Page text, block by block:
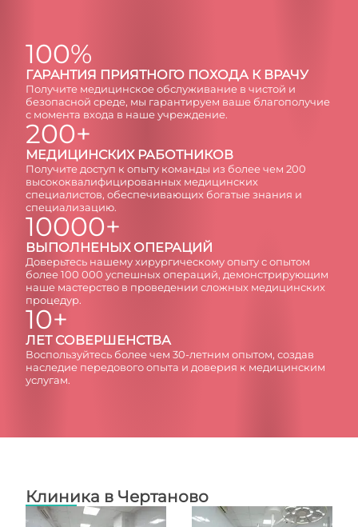
100%
ГAРAНТИЯ ПРИЯТНОГО ПОХОДА К ВРАЧУ
Получите медицинское обслуживание в чистой и
безопасной среде, мы гарантируем ваше благополучие
с момента входа в наше учреждение.
200+
МЕДИЦИНСКИХ РАБОТНИКОВ
Получите доступ к опыту команды из более чем 200
высококвалифицированных медицинских
специалистов, обеспечивающих богатые знания и
специализацию.
10000+
ВЫПОЛНЕНЫХ ОПЕРАЦИЙ
Доверьтесь нашему хирургическому опыту с опытом
более 100 000 успешных операций, демонстрирующим
наше мастерство в проведении сложных медицинских
процедур.
10+
ЛЕТ СОВЕРШЕНСТВА
Воспользуйтесь более чем 30-летним опытом, создав
наследие передового опыта и доверия к медицинским
услугам.
Клиника в Чертаново